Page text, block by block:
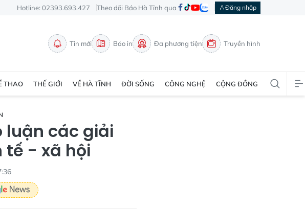
Hotline: 02393.693.427 Theo dõi Báo Hà Tĩnh qua Đăng nhập
Tin mới Báo in Đa phương tiện Truyền hình
THAO THẾ GIỚI VỀ HÀ TĨNH ĐỜI SỐNG CÔNG NGHỆ CỘNG ĐỒNG
luận các giải
tế - xã hội